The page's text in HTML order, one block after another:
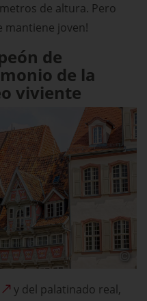
de altura. Pero
mantiene joven!
de
de la
viviente
y del palatinado real,